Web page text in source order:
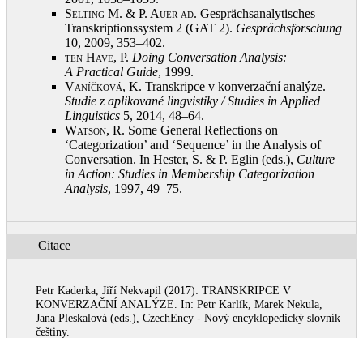
Selting M. & P. Auer ad. Gesprächsanalytisches
Transkriptionssystem 2 (GAT 2). Gesprächsforschung
10, 2009, 353–402.
ten Have, P. Doing Conversation Analysis:
A Practical Guide, 1999.
Vaníčková, K. Transkripce v konverzační analýze.
Studie z aplikované lingvistiky / Studies in Applied
Linguistics 5, 2014, 48–64.
Watson, R. Some General Reflections on
‘Categorization’ and ‘Sequence’ in the Analysis of
Conversation. In Hester, S. & P. Eglin (eds.), Culture
in Action: Studies in Membership Categorization
Analysis, 1997, 49–75.
Citace
Petr Kaderka, Jiří Nekvapil (2017): TRANSKRIPCE V
KONVERZAČNÍ ANALÝZE. In: Petr Karlík, Marek Nekula,
Jana Pleskalová (eds.), CzechEncy - Nový encyklopedický slovník
češtiny.